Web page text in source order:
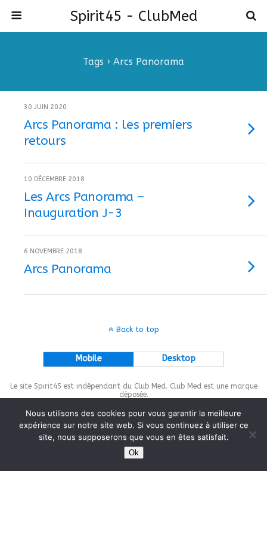
Spirit45 - ClubMed
Tags › Arcs Panorama
30 JUIN 2020
Arcs Panorama : les premiers
retours
10 DÉCEMBRE 2018
Les Arcs Panorama –
Inauguration J-3
6 NOVEMBRE 2018
Arcs Panorama
Back to top
Mobile Desktop
Le site Spirit45 est indépendant du Club Med. Club Med est une marque
déposée.
This site is protected bywp-copyrightpro.com
Nous utilisons des cookies pour vous garantir la meilleure
expérience sur notre site web. Si vous continuez à utiliser ce
site, nous supposerons que vous en êtes satisfait.
Ok